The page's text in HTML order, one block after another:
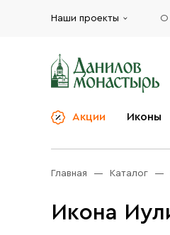
Наши проекты О
Акции Иконы
Иконы
Бренды
Услуги
Главная Каталог
Икона